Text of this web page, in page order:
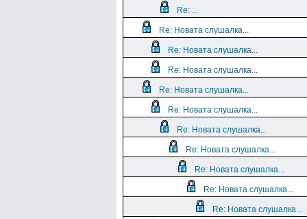
Re: ...
Re: Новата слушалка...
Re: Новата слушалка...
Re: Новата слушалка...
Re: Новата слушалка...
Re: Новата слушалка...
Re: Новата слушалка...
Re: Новата слушалка...
Re: Новата слушалка...
Re: Новата слушалка...
Re: Новата слушалка...